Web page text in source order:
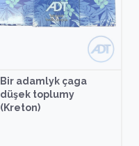
Bir adamlyk çaga
düşek toplumy
(Kreton)